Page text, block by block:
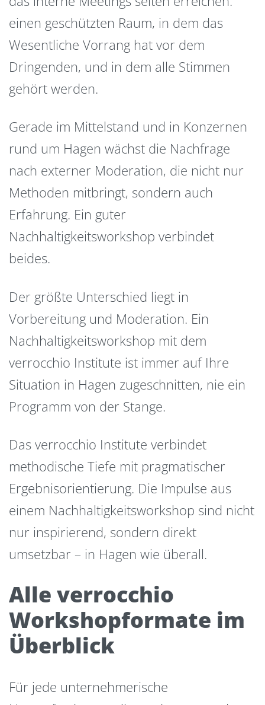
einen geschützten Raum, in dem das
Wesentliche Vorrang hat vor dem
Dringenden, und in dem alle Stimmen
gehört werden.
Gerade im Mittelstand und in Konzernen
rund um Hagen wächst die Nachfrage
nach externer Moderation, die nicht nur
Methoden mitbringt, sondern auch
Erfahrung. Ein guter
Nachhaltigkeitsworkshop verbindet
beides.
Der größte Unterschied liegt in
Vorbereitung und Moderation. Ein
Nachhaltigkeitsworkshop mit dem
verrocchio Institute ist immer auf Ihre
Situation in Hagen zugeschnitten, nie ein
Programm von der Stange.
Das verrocchio Institute verbindet
methodische Tiefe mit pragmatischer
Ergebnisorientierung. Die Impulse aus
einem Nachhaltigkeitsworkshop sind nicht
nur inspirierend, sondern direkt
umsetzbar – in Hagen wie überall.
Alle verrocchio
Workshopformate im
Überblick
Für jede unternehmerische